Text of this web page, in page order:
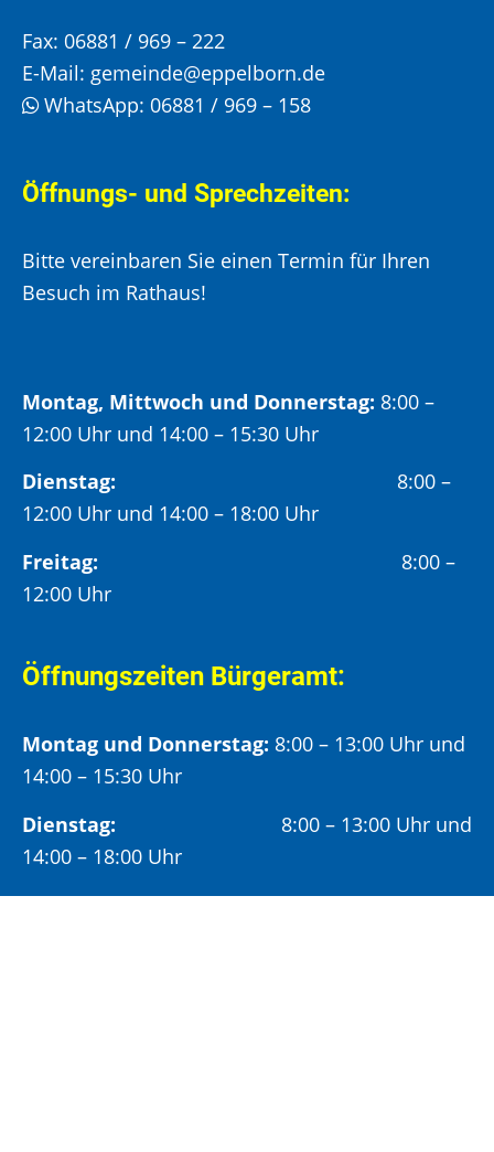
Fax: 06881 / 969 – 222
E-Mail: gemeinde@eppelborn.de
WhatsApp: 06881 / 969 – 158
Öffnungs- und Sprechzeiten:
Bitte vereinbaren Sie einen Termin für Ihren
Besuch im Rathaus!
Montag, Mittwoch und Donnerstag: 8:00 –
12:00 Uhr und 14:00 – 15:30 Uhr
Dienstag: 8:00 –
12:00 Uhr und 14:00 – 18:00 Uhr
Freitag:
8:00 –
12:00 Uhr
Öffnungszeiten Bürgeramt:
Montag und Donnerstag: 8:00 – 13:00 Uhr und
14:00 – 15:30 Uhr
Dienstag: 8:00 – 13:00 Uhr und
14:00 – 18:00 Uhr
Mittwoch:8:00 – 13:00 Uhr